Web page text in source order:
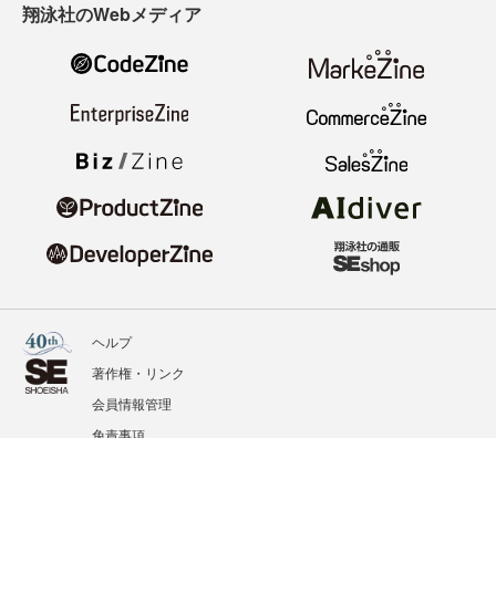
翔泳社のWebメディア
ヘルプ
著作権・リンク
会員情報管理
免責事項